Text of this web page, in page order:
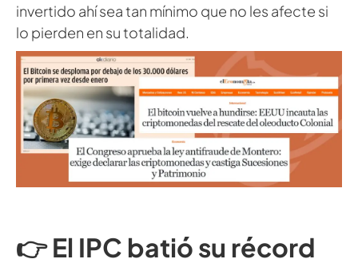
invertido ahí sea tan mínimo que no les afecte si
lo pierden en su totalidad.
👉 El IPC batió su récord